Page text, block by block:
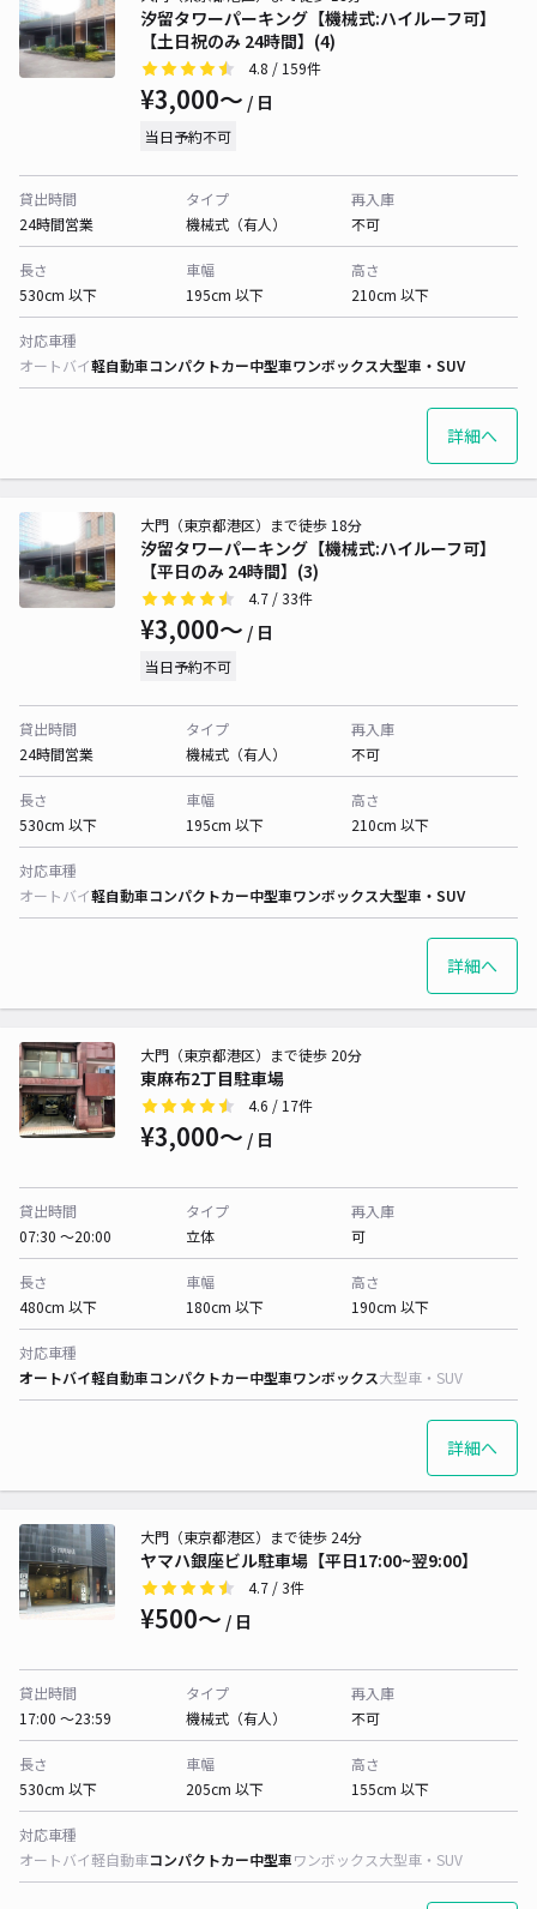
汐留タワーパーキング【機械式:ハイルーフ可】
【土日祝のみ 24時間】(4)
4.8 / 159件
¥3,000〜 / 日
当日予約不可
貸出時間
24時間営業
タイプ
機械式（有人）
再入庫
不可
長さ
530cm 以下
車幅
195cm 以下
高さ
210cm 以下
対応車種
オートバイ軽自動車コンパクトカー中型車ワンボックス大型車・SUV
詳細へ
汐留タワーパーキング【機械式:ハイルーフ可】
【平日のみ 24時間】(3)
大門（東京都港区）まで徒歩 18分
4.7 / 33件
¥3,000〜 / 日
当日予約不可
貸出時間
24時間営業
タイプ
機械式（有人）
再入庫
不可
長さ
530cm 以下
車幅
195cm 以下
高さ
210cm 以下
対応車種
オートバイ軽自動車コンパクトカー中型車ワンボックス大型車・SUV
詳細へ
東麻布2丁目駐車場
大門（東京都港区）まで徒歩 20分
4.6 / 17件
¥3,000〜 / 日
貸出時間
07:30 〜20:00
タイプ
立体
再入庫
可
長さ
480cm 以下
車幅
180cm 以下
高さ
190cm 以下
対応車種
オートバイ軽自動車コンパクトカー中型車ワンボックス大型車・SUV
詳細へ
ヤマハ銀座ビル駐車場【平日17:00~翌9:00】
大門（東京都港区）まで徒歩 24分
4.7 / 3件
¥500〜 / 日
貸出時間
17:00 〜23:59
タイプ
機械式（有人）
再入庫
不可
長さ
530cm 以下
車幅
205cm 以下
高さ
155cm 以下
対応車種
オートバイ軽自動車コンパクトカー中型車ワンボックス大型車・SUV